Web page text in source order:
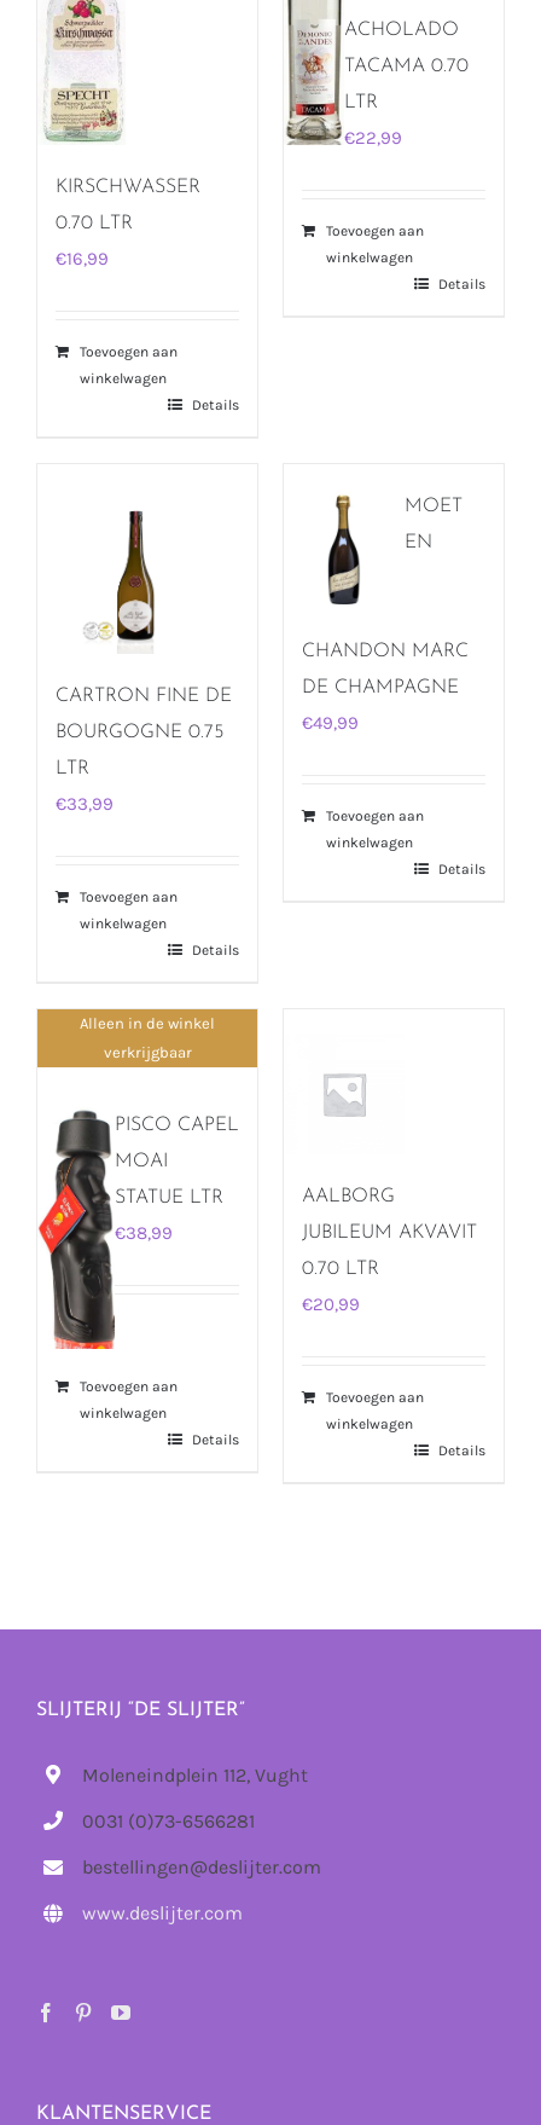
KIRSCHWASSER
0.70 LTR
€16,99
Toevoegen aan
winkelwagen
Details
ACHOLADO
TACAMA 0.70
LTR
€22,99
Toevoegen aan
winkelwagen
Details
CARTRON FINE DE
BOURGOGNE 0.75
LTR
€33,99
Toevoegen aan
winkelwagen
Details
MOET
EN
CHANDON MARC
DE CHAMPAGNE
€49,99
Toevoegen aan
winkelwagen
Details
Alleen in de winkel
verkrijgbaar
PISCO CAPEL
MOAI
STATUE LTR
€38,99
Toevoegen aan
winkelwagen
Details
AALBORG
JUBILEUM AKVAVIT
0.70 LTR
€20,99
Toevoegen aan
winkelwagen
Details
SLIJTERIJ “DE SLIJTER”
Moleneindplein 112, Vught
0031 (0)73-6566281
bestellingen@deslijter.com
www.deslijter.com
KLANTENSERVICE